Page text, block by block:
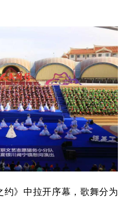
》中拉开序幕，歌舞分为